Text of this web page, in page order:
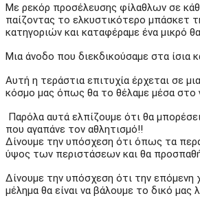
Με ρεκόρ προσέλευσης φίλαθλων σε
παίζοντας το ελκυστικότερο μπάσκετ
κατηγοριών και καταφέραμε ένα μικρό
Μια άνοδο που διεκδικούσαμε στα ίσια
Αυτή η τεράστια επιτυχία έρχεται σε
κόσμο μας όπως θα το θέλαμε μέσα στο
Παρόλα αυτά ελπίζουμε ότι θα
που αγαπάνε τον αθλητισμό!!
Δίνουμε την υπόσχεση ότι όπως τα
ύψος των περιστάσεων και θα
Δίνουμε την υπόσχεση ότι την επόμενη
μέλημα θα είναι να βάλουμε το δικό